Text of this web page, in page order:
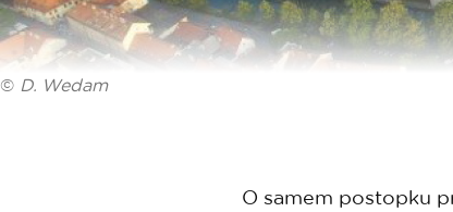
© D. Wedam
O samem postopku